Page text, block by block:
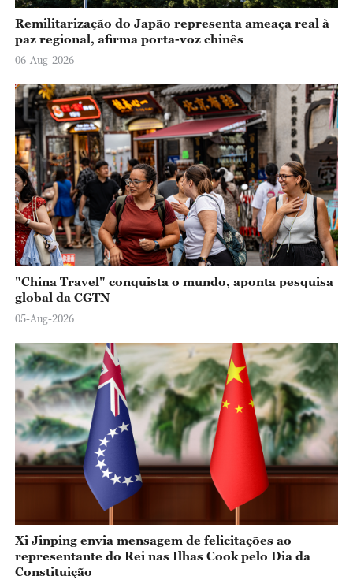
Remilitarização do Japão representa ameaça real à
paz regional, afirma porta-voz chinês
06-Aug-2026
"China Travel" conquista o mundo, aponta pesquisa
global da CGTN
05-Aug-2026
Xi Jinping envia mensagem de felicitações ao
representante do Rei nas Ilhas Cook pelo Dia da
Constituição